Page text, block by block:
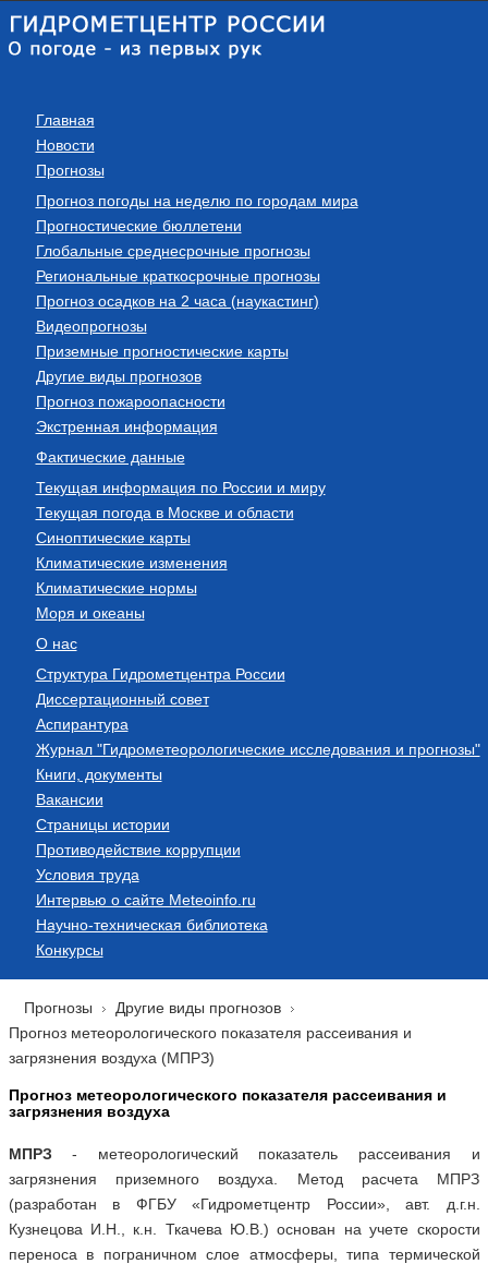
Главная
Новости
Прогнозы
Прогноз погоды на неделю по городам мира
Прогностические бюллетени
Глобальные среднесрочные прогнозы
Региональные краткосрочные прогнозы
Прогноз осадков на 2 часа (наукастинг)
Видеопрогнозы
Приземные прогностические карты
Другие виды прогнозов
Прогноз пожароопасности
Экстренная информация
Фактические данные
Текущая информация по России и миру
Текущая погода в Москве и области
Синоптические карты
Климатические изменения
Климатические нормы
Моря и океаны
О нас
Структура Гидрометцентра России
Диссертационный совет
Аспирантура
Журнал "Гидрометеорологические исследования и прогнозы"
Книги, документы
Вакансии
Страницы истории
Противодействие коррупции
Условия труда
Интервью о сайте Meteoinfo.ru
Научно-техническая библиотека
Конкурсы
Прогнозы
Другие виды прогнозов
Прогноз метеорологического показателя рассеивания и
загрязнения воздуха (МПРЗ)
Прогноз метеорологического показателя рассеивания и
загрязнения воздуха
МПРЗ - метеорологический показатель рассеивания и
загрязнения приземного воздуха. Метод расчета МПРЗ
(разработан в ФГБУ «Гидрометцентр России», авт. д.г.н.
Кузнецова И.Н., к.н. Ткачева Ю.В.) основан на учете скорости
переноса в пограничном слое атмосферы, типа термической